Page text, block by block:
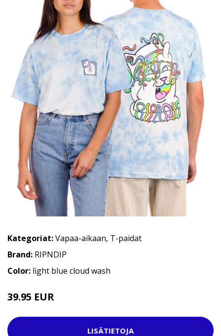
Kategoriat:Vapaa-aikaan, T-paidat
Brand: RIPNDIP
Color: light blue cloud wash
39.95 EUR
LISÄTIETOJA